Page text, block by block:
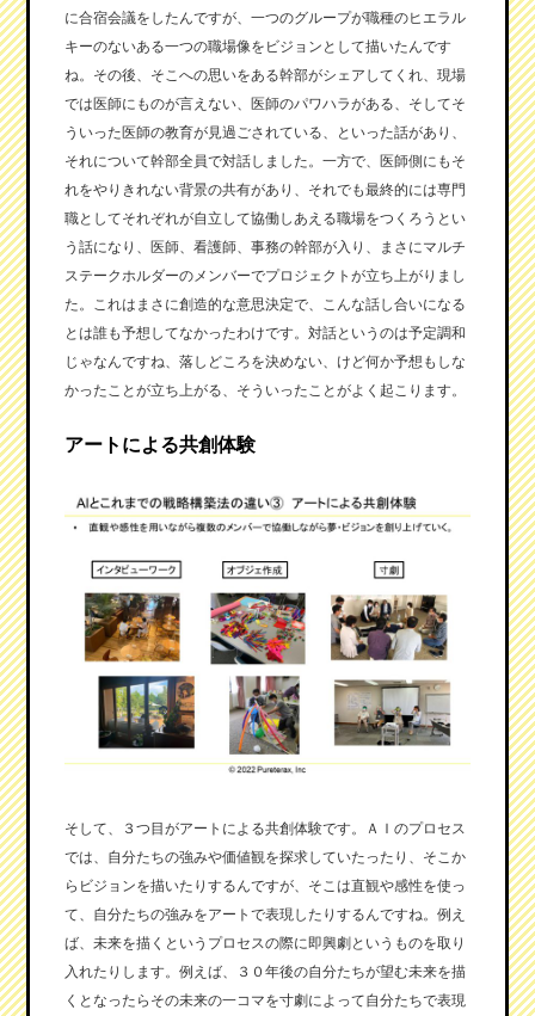
に合宿会議をしたんですが、一つのグループが職種のヒエラル
キーのないある一つの職場像をビジョンとして描いたんです
ね。その後、そこへの思いをある幹部がシェアしてくれ、現場
では医師にものが言えない、医師のパワハラがある、そしてそ
ういった医師の教育が見過ごされている、といった話があり、
それについて幹部全員で対話しました。一方で、医師側にもそ
れをやりきれない背景の共有があり、それでも最終的には専門
職としてそれぞれが自立して協働しあえる職場をつくろうとい
う話になり、医師、看護師、事務の幹部が入り、まさにマルチ
ステークホルダーのメンバーでプロジェクトが立ち上がりまし
た。これはまさに創造的な意思決定で、こんな話し合いになる
とは誰も予想してなかったわけです。対話というのは予定調和
じゃなんですね、落しどころを決めない、けど何か予想もしな
かったことが立ち上がる、そういったことがよく起こります。
アートによる共創体験
そして、３つ目がアートによる共創体験です。ＡＩのプロセス
では、自分たちの強みや価値観を探求していたったり、そこか
らビジョンを描いたりするんですが、そこは直観や感性を使っ
て、自分たちの強みをアートで表現したりするんですね。例え
ば、未来を描くというプロセスの際に即興劇というものを取り
入れたりします。例えば、３０年後の自分たちが望む未来を描
くとなったらその未来の一コマを寸劇によって自分たちで表現